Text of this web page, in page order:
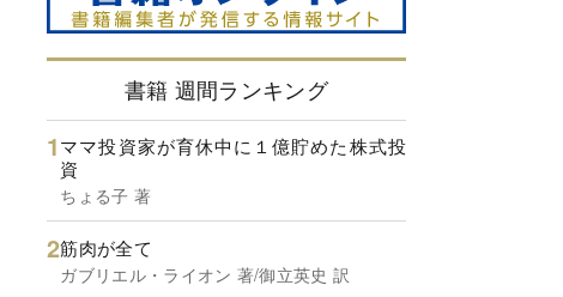
書籍 週間ランキング
ママ投資家が育休中に１億貯めた株式投
資
ちょる子 著
筋肉が全て
ガブリエル・ライオン 著/御立英史 訳